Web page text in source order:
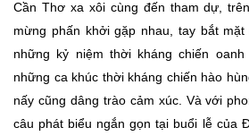
Cần Thơ xa xôi cùng đến tham dự,
mừng phấn khởi gặp nhau, tay bắt
những kỷ niệm thời kháng chiến
những ca khúc thời kháng chiến hào
nấy cũng dâng trào cảm xúc. Và với
câu phát biểu ngắn gọn tại buổi lễ của